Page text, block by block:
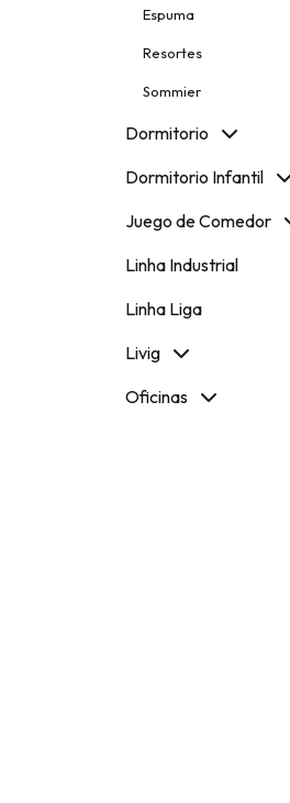
Espuma
Resortes
Sommier
Dormitorio
Dormitorio Infantil
Juego de Comedor
Linha Industrial
Linha Liga
Livig
Oficinas